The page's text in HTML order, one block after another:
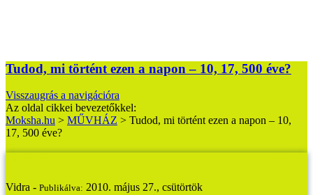
Tudod, mi történt ezen a napon – 10, 17, 500 éve?
Visszaugrás a navigációra
Az oldal cikkei bevezetőkkel:
Moksha.hu > MŰVHÁZ > Tudod, mi történt ezen a napon – 10,
17, 500 éve?
Vidra - Publikálva: 2010. május 27., csütörtök